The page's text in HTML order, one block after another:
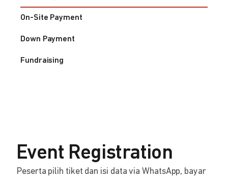
On-Site Payment
Down Payment
Fundraising
Event Registration
Peserta pilih tiket dan isi data via WhatsApp, bayar